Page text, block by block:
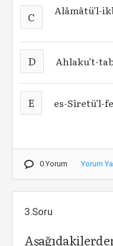
C Alâmâtü’l-
D Ahlaku’t-
E es-Sîretü’l-
0 Yorum Yorum
3.Soru